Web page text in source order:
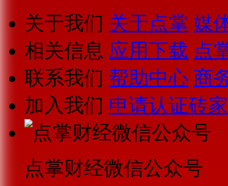
关于我们 关于点掌 媒
相关信息 应用下载 点
联系我们 帮助中心 商
加入我们 申请认证砖家
点掌财经微信公众号